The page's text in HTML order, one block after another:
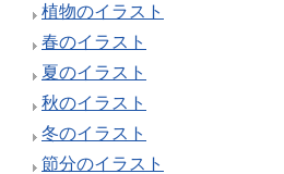
植物のイラスト
春のイラスト
夏のイラスト
秋のイラスト
冬のイラスト
節分のイラスト